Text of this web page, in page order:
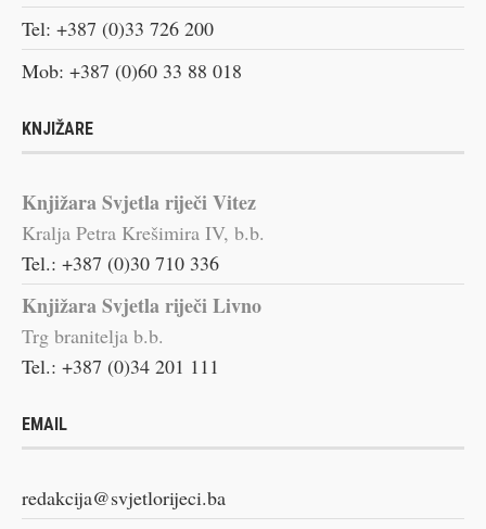
Tel: +387 (0)33 726 200
Mob: +387 (0)60 33 88 018
KNJIŽARE
Knjižara Svjetla riječi Vitez
Kralja Petra Krešimira IV, b.b.
Tel.: +387 (0)30 710 336
Knjižara Svjetla riječi Livno
Trg branitelja b.b.
Tel.: +387 (0)34 201 111
EMAIL
redakcija@svjetlorijeci.ba